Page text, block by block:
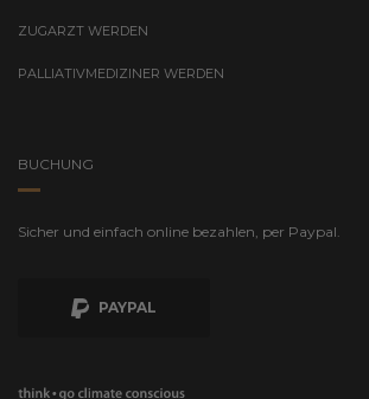
ZUGARZT WERDEN
PALLIATIVMEDIZINER WERDEN
BUCHUNG
Sicher und einfach online bezahlen, per Paypal.
PAYPAL